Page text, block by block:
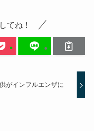
てね！
がインフルエンザに